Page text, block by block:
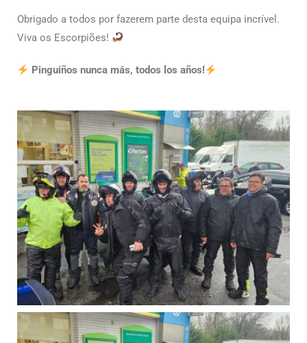
Obrigado a todos por fazerem parte desta equipa incrível.
Viva os Escorpiões!
Pinguiños nunca más, todos los años!